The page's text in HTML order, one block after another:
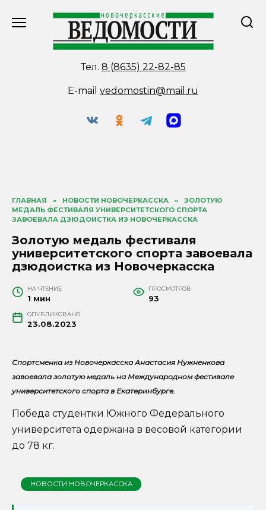
Тел. 8 (8635) 22-82-85
E-mail vedomostin@mail.ru
ГЛАВНАЯ » НОВОСТИ НОВОЧЕРКАССКА »
ЗОЛОТУЮ
МЕДАЛЬ ФЕСТИВАЛЯ УНИВЕРСИТЕТСКОГО СПОРТА
ЗАВОЕВАЛА ДЗЮДОИСТКА ИЗ НОВОЧЕРКАССКА
Золотую медаль фестиваля
университетского спорта завоевала
дзюдоистка из Новочеркасска
НА ЧТЕНИЕ
1 мин
ПРОСМОТРОВ
93
ОПУБЛИКОВАНО
23.08.2023
Спортсменка из Новочеркасска Анастасия Нужненкова
завоевала золотую медаль на Международном фестивале
университетского спорта в Екатеринбурге.
Победа студентки Южного Федерального
университета одержана в весовой категории
до 78 кг.
НОВОСТИ НОВОЧЕРКАССКА